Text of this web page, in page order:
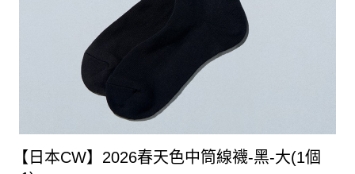
【日本CW】2026春天色中筒線襪-黑-大(1個